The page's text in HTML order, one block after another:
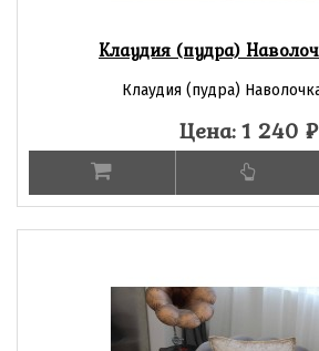
Клаудия (пудра)
Клаудия (пудра)
Цена: 1 240 ₽